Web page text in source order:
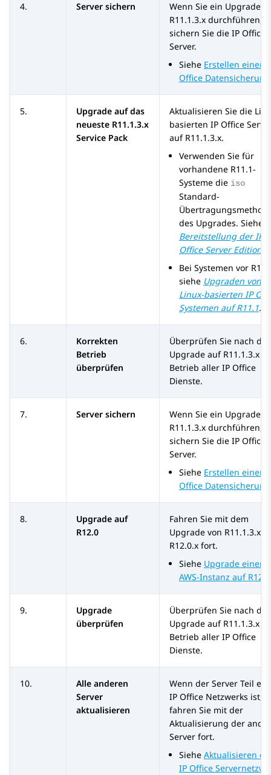
4. Server sichern
Wenn Sie ein Upgrade
R11.1.3.x durchführen,
sichern Sie die IP Office
Server.
Siehe Erstellen einer
Office Datensicherung
5.
Upgrade auf das
neueste R11.1.3.x
Service Pack
Aktualisieren Sie die
basierten IP Office
auf R11.1.3.x.
Verwenden Sie für
vorhandene R11.1-
Systeme die iso
Standard-
des Upgrades. Siehe
Bereitstellung derIP
OfficeServer Edition
Bei Systemen vor
siehe Upgraden von
Linux-basierten IP
Systemen auf R11.1.
6.
Korrekten
Betrieb
überprüfen
Überprüfen Sie nach
Upgrade auf R11.1.3.x
Betrieb aller IP Office
Dienste.
7. Server sichern
Wenn Sie ein Upgrade
R11.1.3.x durchführen,
sichern Sie die IP Office
Server.
Siehe Erstellen einer
Office Datensicherung
8.
Upgrade auf
R12.0
Fahren Sie mit dem
Upgrade von R11.1.3.x
R12.0.x fort.
Siehe Upgrade einer
AWS-Instanz auf
9.
Upgrade
überprüfen
Überprüfen Sie nach
Upgrade auf R11.1.3.x
Betrieb aller IP Office
Dienste.
10.
Alle anderen
Server
aktualisieren
Wenn der Server Teil
IP Office Netzwerks ist,
fahren Sie mit der
Aktualisierung der
Server fort.
Siehe Aktualisieren
IP Office